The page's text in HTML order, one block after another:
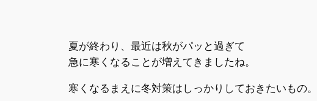
夏が終わり、最近は秋がパッと過ぎて
急に寒くなることが増えてきましたね。
寒くなるまえに冬対策はしっかりしておきたいもの。